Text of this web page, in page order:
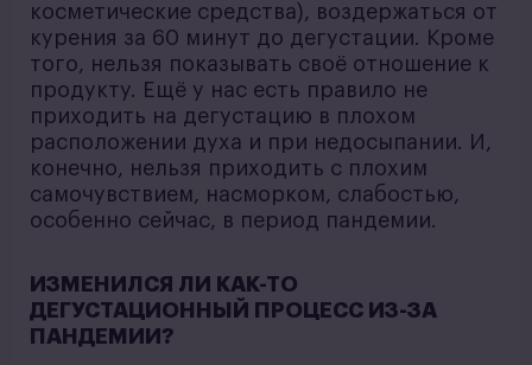
косметические средства), воздержаться от
курения за 60 минут до дегустации. Кроме
того, нельзя показывать своё отношение к
продукту. Ещё у нас есть правило не
приходить на дегустацию в плохом
расположении духа и при недосыпании. И,
конечно, нельзя приходить с плохим
самочувствием, насморком, слабостью,
особенно сейчас, в период пандемии.
ИЗМЕНИЛСЯ ЛИ КАК-ТО
ДЕГУСТАЦИОННЫЙ ПРОЦЕСС ИЗ-ЗА
ПАНДЕМИИ?